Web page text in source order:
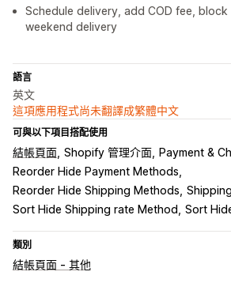
Schedule delivery, add COD fee,
weekend delivery
語言
英文
這項應用程式尚未翻譯成繁體中文
可與以下項目搭配使用
結帳頁面 Shopify 管理介面
Payment &
Reorder Hide Payment Methods
Reorder Hide Shipping Methods
Sort Hide Shipping rate Method
Sort
類別
結帳頁面 - 其他